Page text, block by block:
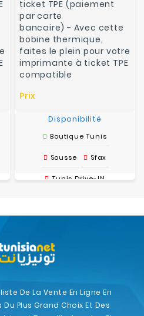
ticket TPE (paiement
par carte
bancaire) - Avec cette
bobine thermique,
faites le plein pour votre
imprimante à ticket TPE
compatible
Prix
Disponibilité
Boutique Tunis
Sousse Sfax
Tunis Drive-IN
De La Vente En Ligne En
Plus Grand Choix Et Des